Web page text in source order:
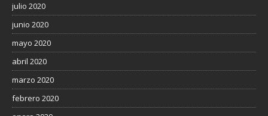
julio 2020
junio 2020
mayo 2020
abril 2020
marzo 2020
febrero 2020